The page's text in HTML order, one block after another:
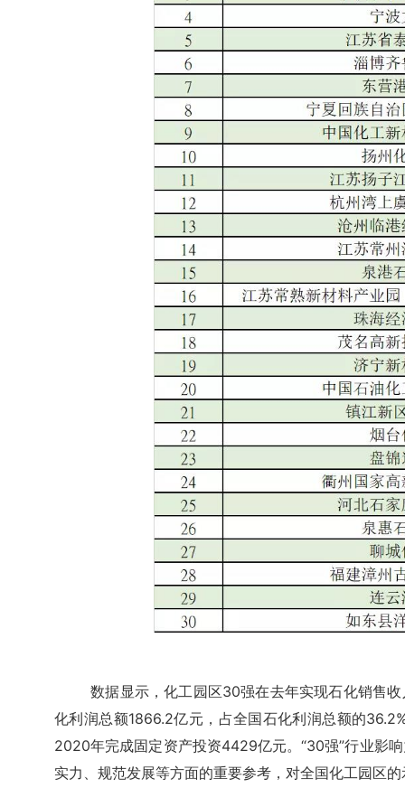
数据显示，化工园区30强在去年实现石化销售
化利润总额1866.2亿元，占全国石化利润总额的
2020年完成固定资产投资4429亿元。“30强”行业影
实力、规范发展等方面的重要参考，对全国化工园区